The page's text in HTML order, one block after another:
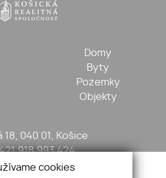
Domy
Byty
Pozemky
Objekty
18, 040 01, Košice
918 993 424
cookies